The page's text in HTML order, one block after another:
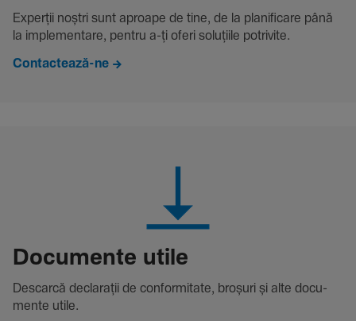
Experții noștri sunt aproape de tine, de la plani­fi­care până
la imple­men­tare, pentru a-ți oferi solu­țiile potri­vite.
Contactează-ne
Docu­mente utile
Descarcă decla­rații de conformitate, broșuri și alte docu­
mente utile.